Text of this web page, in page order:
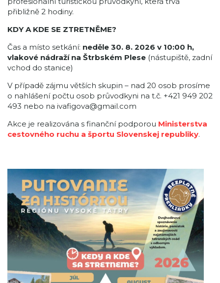
přibližně 2 hodiny.
KDY A KDE SE ZTRETNĚME?
Čas a místo setkání: neděle 30. 8. 2026 v 10:00 h,
vlakové nádraží na Štrbském Plese (nástupiště, zadní
vchod do stanice)
V případě zájmu větších skupin – nad 20 osob prosíme
o nahlášení počtu osob průvodkyni na t.č. +421 949 202
493 nebo na ivafigova@gmail.com
Akce je realizována s finanční podporou Ministerstva
cestovného ruchu a športu Slovenskej republiky.